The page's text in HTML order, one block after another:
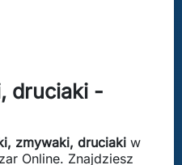
druciaki -
zmywaki, druciaki w
Online. Znajdziesz